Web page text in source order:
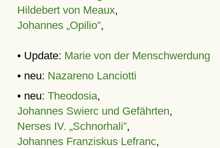
Hildebert von Meaux,
Johannes „Opilio”,
• Update: Marie von der Menschwerdung
• neu: Nazareno Lanciotti
• neu: Theodosia,
Johannes Swierc und Gefährten,
Nerses IV. „Schnorhali”,
Johannes Franziskus Lefranc,